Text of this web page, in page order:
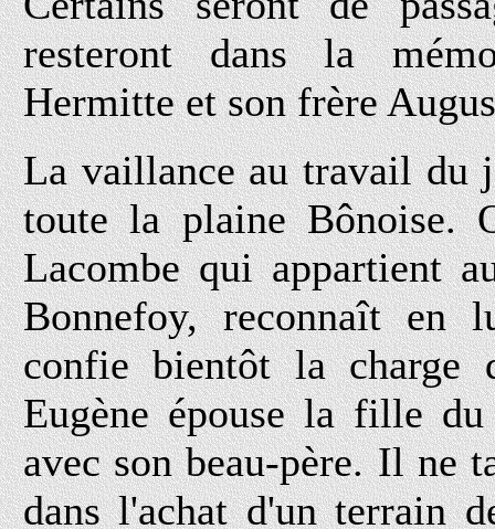
resteront dans la
Hermitte et son frère
La vaillance au travail du
toute la plaine Bônoise.
Lacombe qui appartient
Bonnefoy, reconnaît
confie bientôt la charge
Eugène épouse la fille
avec son beau-père. Il ne
dans l'achat d'un terrain